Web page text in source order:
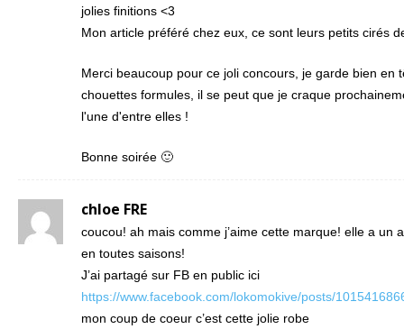
jolies finitions <3
Mon article préféré chez eux, ce sont leurs petits cirés
Merci beaucoup pour ce joli concours, je garde bien en
chouettes formules, il se peut que je craque
l'une d'entre elles !
Bonne soirée 🙂
chloe FRE
coucou! ah mais comme j’aime cette marque! elle a un
en toutes saisons!
J’ai partagé sur FB en public ici
https://www.facebook.com/lokomokive/posts/
mon coup de coeur c’est cette jolie robe